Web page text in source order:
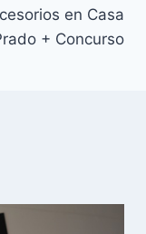
en Casa
+ Concurso